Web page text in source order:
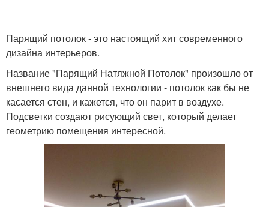
Парящий потолок - это настоящий хит современного
дизайна интерьеров.
Название "Парящий Натяжной Потолок" произошло от
внешнего вида данной технологии - потолок как бы не
касается стен, и кажется, что он парит в воздухе.
Подсветки создают рисующий свет, который делает
геометрию помещения интересной.